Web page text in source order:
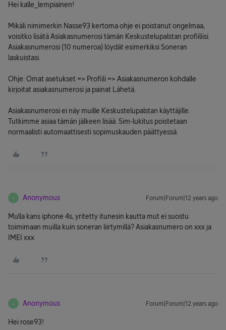
Hei kalle_lempiainen!
Mikäli nimimerkin Nasse93 kertoma ohje ei poistanut ongelmaa,
voisitko lisätä Asiakasnumerosi tämän Keskustelupalstan profiiliisi.
Asiakasnumerosi (10 numeroa) löydät esimerkiksi Soneran
laskuistasi.
Ohje: Omat asetukset => Profiili => Asiakasnumeron kohdalle
kirjoitat asiakasnumerosi ja painat Lähetä.
Asiakasnumerosi ei näy muille Keskustelupalstan käyttäjille.
Tutkimme asiaa tämän jälkeen lisää. Sim-lukitus poistetaan
normaalisti automaattisesti sopimuskauden päättyessä.
A Anonymous Forum|Forum|12 years ago
Mulla kans iphone 4s, yritetty itunesin kautta mut ei suostu
toimimaan muilla kuin soneran liirtymillä? Asiakasnumero on xxx ja
IMEI xxx
A Anonymous Forum|Forum|12 years ago
Hei rose93!